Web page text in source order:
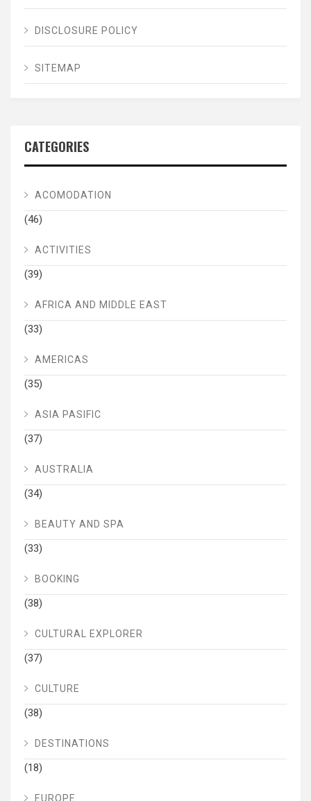
DISCLOSURE POLICY
SITEMAP
CATEGORIES
ACOMODATION
(46)
ACTIVITIES
(39)
AFRICA AND MIDDLE EAST
(33)
AMERICAS
(35)
ASIA PASIFIC
(37)
AUSTRALIA
(34)
BEAUTY AND SPA
(33)
BOOKING
(38)
CULTURAL EXPLORER
(37)
CULTURE
(38)
DESTINATIONS
(18)
EUROPE